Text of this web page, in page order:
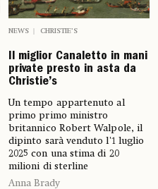
NEWS CHRISTIE’S
Il miglior Canaletto in mani
private presto in asta da
Christie’s
Un tempo appartenuto al
primo primo ministro
britannico Robert Walpole, il
dipinto sarà venduto l'1 luglio
2025 con una stima di 20
milioni di sterline
Anna Brady